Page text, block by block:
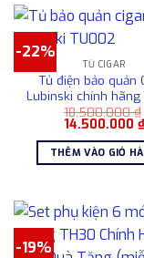
-22%
TỦ CIGAR
Tủ điện bảo quản
Lubinski chính hãng
18.500.000₫
Giá
là:
18.500.000 ₫.
14.500.000 ₫
THÊM VÀO GIỎ
-19%